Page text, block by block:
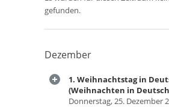
gefunden.
Dezember
1. Weihnachtstag in
(Weihnachten in
Donnerstag, 25. Dezember